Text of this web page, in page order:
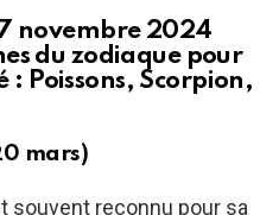
novembre 2024
du zodiaque pour
Poissons, Scorpion,
mars)
souvent reconnu pour sa